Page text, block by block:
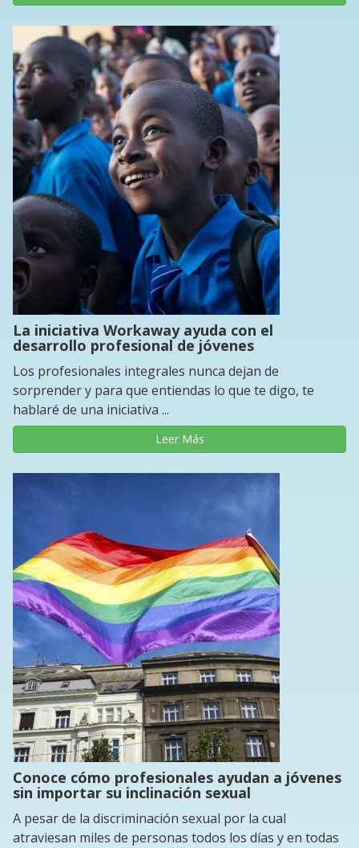
La iniciativa Workaway ayuda con el
desarrollo profesional de jóvenes
Los profesionales integrales nunca dejan de
sorprender y para que entiendas lo que te digo, te
hablaré de una iniciativa ...
Leer Más
Conoce cómo profesionales ayudan a jóvenes
sin importar su inclinación sexual
A pesar de la discriminación sexual por la cual
atraviesan miles de personas todos los días y en todas